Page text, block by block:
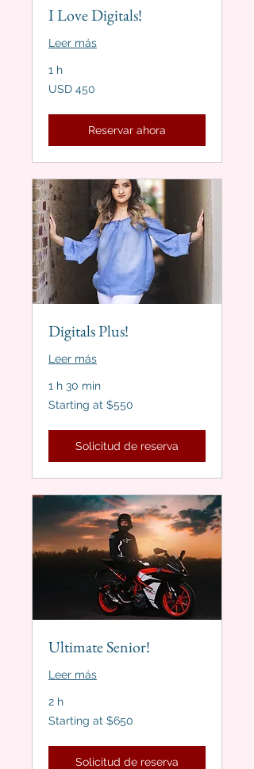
I Love Digitals!
Leer más
1 h
450
dólares
USD 450
Reservar ahora
Digitals Plus!
Leer más
1 h 30 min
Starting
at
Starting at $550
Solicitud de reserva
Ultimate Senior!
Leer más
2 h
Starting
at
Starting at $650
Solicitud de reserva